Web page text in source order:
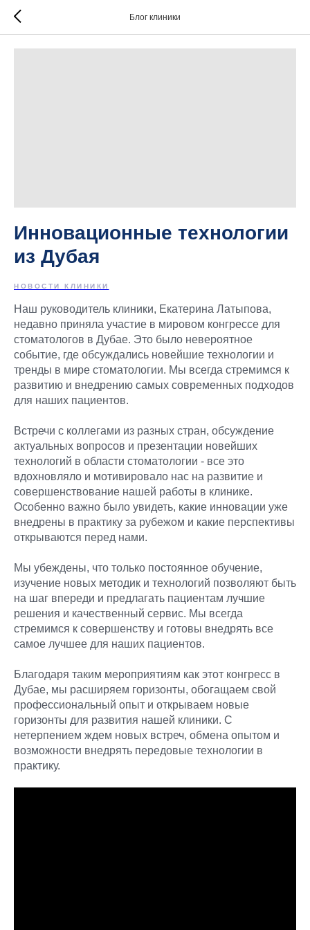
Блог клиники
Инновационные технологии
из Дубая
НОВОСТИ КЛИНИКИ
Наш руководитель клиники, Екатерина Латыпова,
недавно приняла участие в мировом конгрессе для
стоматологов в Дубае. Это было невероятное
событие, где обсуждались новейшие технологии и
тренды в мире стоматологии. Мы всегда стремимся к
развитию и внедрению самых современных подходов
для наших пациентов.
Встречи с коллегами из разных стран, обсуждение
актуальных вопросов и презентации новейших
технологий в области стоматологии - все это
вдохновляло и мотивировало нас на развитие и
совершенствование нашей работы в клинике.
Особенно важно было увидеть, какие инновации уже
внедрены в практику за рубежом и какие перспективы
открываются перед нами.
Мы убеждены, что только постоянное обучение,
изучение новых методик и технологий позволяют быть
на шаг впереди и предлагать пациентам лучшие
решения и качественный сервис. Мы всегда
стремимся к совершенству и готовы внедрять все
самое лучшее для наших пациентов.
Благодаря таким мероприятиям как этот конгресс в
Дубае, мы расширяем горизонты, обогащаем свой
профессиональный опыт и открываем новые
горизонты для развития нашей клиники. С
нетерпением ждем новых встреч, обмена опытом и
возможности внедрять передовые технологии в
практику.